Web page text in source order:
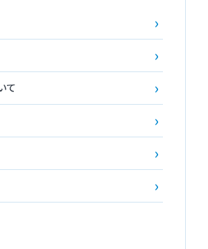
›
›
て ›
›
›
›